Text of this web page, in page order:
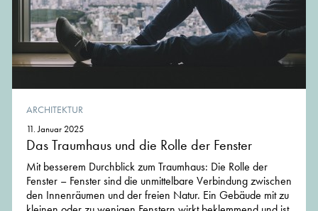
ARCHITEKTUR
11. Januar 2025
Das Traumhaus und die Rolle der Fenster
Mit besserem Durchblick zum Traumhaus: Die Rolle der
Fenster – Fenster sind die unmittelbare Verbindung zwischen
den Innenräumen und der freien Natur. Ein Gebäude mit zu